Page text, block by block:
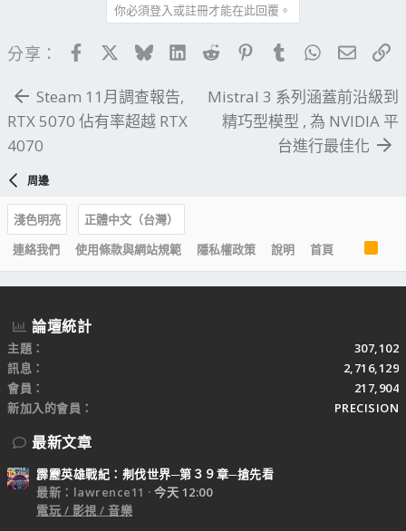
你必須登入或註冊才能在此回覆。
分享： FacebookBlueskyLinkedIn
Reddit PinterestTumblrWhatsApp
電子
Steam 11月調查報告,
RTX 5070 佔有率超越 RTX
4070
Mistral 3 系列涵蓋前沿級到
精巧型模型 , 為 NVIDIA 平
台進行最佳化
周邊
淺色明亮
正體中文（台灣）
連絡我們
使用條款與網站規範 隱私權政策 說明 首頁
R
S
S
論壇統計
主題
307,102
訊息
2,716,129
會員
217,904
新加入的會員
PRECISION
最新文章
霹靂英雄戰紀：刜伐世界─第３９章─搶先看
最新：lawrence11
今天 12:00
電玩 / 影視 / 音樂